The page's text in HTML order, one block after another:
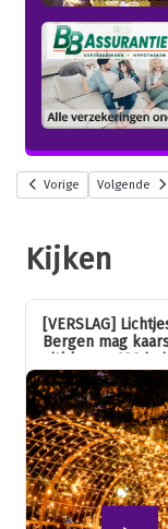
Vorige Volgende
Kijken
[VERSLAG]
Bergen mag
uitblazen: 100 jarig
jubileum!